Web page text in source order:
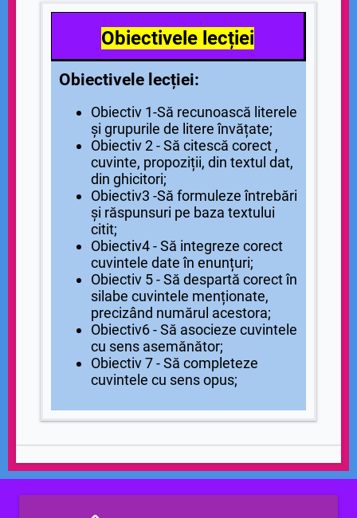
Obiectivele lecției
Obiectivele lecției:
Obiectiv 1-Să recunoască literele
și grupurile de litere învățate;
Obiectiv 2 - Să citescă corect ,
cuvinte, propoziții, din textul dat,
din ghicitori;
Obiectiv3 -Să formuleze întrebări
și răspunsuri pe baza textului
citit;
Obiectiv4 - Să integreze corect
cuvintele date în enunțuri;
Obiectiv 5 - Să despartă corect în
silabe cuvintele menționate,
precizând numărul acestora;
Obiectiv6 - Să asocieze cuvintele
cu sens asemănător;
Obiectiv 7 - Să completeze
cuvintele cu sens opus;